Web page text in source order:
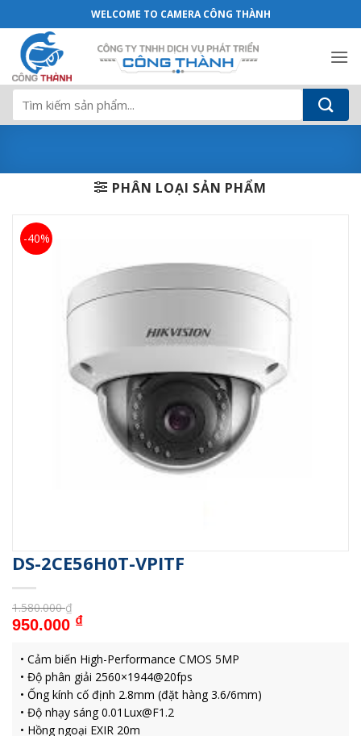
qua
dung
DS-2CE56H0T-VPITF - Camera Công
WELCOME TO CAMERA CÔNG THÀNH
Tìm
kiếm:
PHÂN LOẠI SẢN PHẨM
-40%
DS-2CE56H0T-VPITF
1.580.000₫
Giá gốc là: 1.580.000 ₫.
950.000 ₫Giá hiện tại là: 950.000 ₫.
• Cảm biến High-Performance CMOS 5MP
• Độ phân giải 2560×1944@20fps
• Ống kính cố định 2.8mm (đặt hàng 3.6/6mm)
• Độ nhạy sáng 0.01Lux@F1.2
• Hồng ngoại EXIR 20m